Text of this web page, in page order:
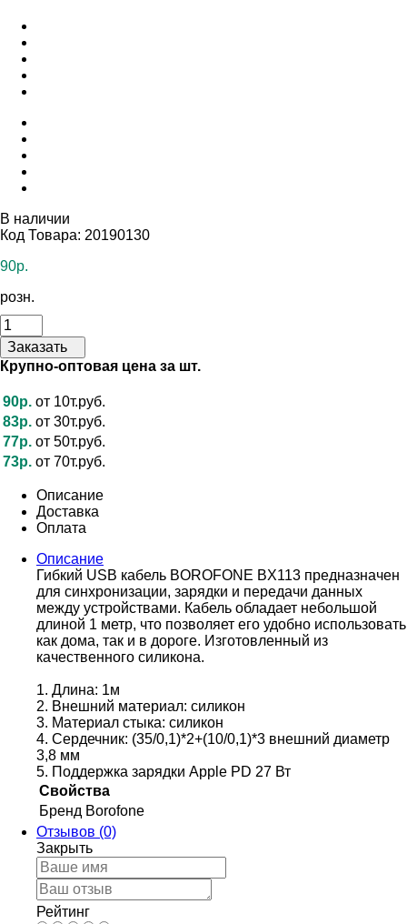
В наличии
Код Товара: 20190130
90р.
розн.
Заказать
Крупно-оптовая цена за шт.
90р. от 10т.руб.
83р. от 30т.руб.
77р. от 50т.руб.
73р. от 70т.руб.
Описание
Доставка
Оплата
Описание
Гибкий USB кабель BOROFONE BX113 предназначен
для синхронизации, зарядки и передачи данных
между устройствами. Кабель обладает небольшой
длиной 1 метр, что позволяет его удобно использовать
как дома, так и в дороге. Изготовленный из
качественного силикона.
1. Длина: 1м
2. Внешний материал: силикон
3. Материал стыка: силикон
4. Сердечник: (35/0,1)*2+(10/0,1)*3 внешний диаметр
3,8 мм
5. Поддержка зарядки Apple PD 27 Вт
Свойства
Бренд Borofone
Отзывов (0)
Закрыть
Рейтинг